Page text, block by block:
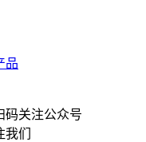
品
码关注公众号